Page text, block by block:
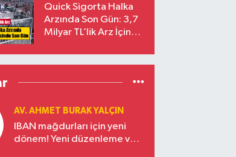
Quick Sigorta Halka
Arzında Son Gün: 3,7
Milyar TL’lik Arz İçin
Eriyor
AV. AHMET BURAK YALÇIN
IBAN mağdurları için yeni
dönem! Yeni düzenleme ve